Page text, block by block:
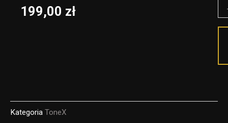
199,00 zł
-
Kategoria ToneX